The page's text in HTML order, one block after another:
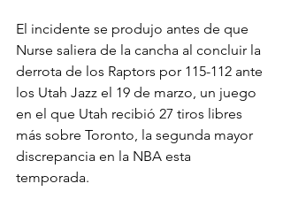
El incidente se produjo antes de que
Nurse saliera de la cancha al concluir la
derrota de los Raptors por 115-112 ante
los Utah Jazz el 19 de marzo, un juego
en el que Utah recibió 27 tiros libres
más sobre Toronto, la segunda mayor
discrepancia en la NBA esta
temporada.